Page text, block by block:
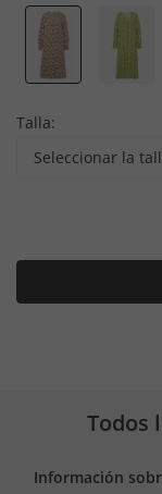
Talla:
Seleccionar la
Todos
Información